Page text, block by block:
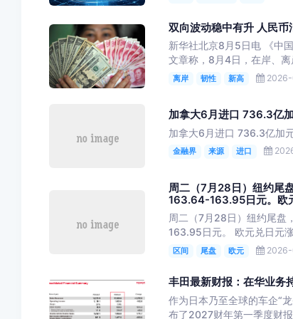
双向波动稳中有升 人民币
新华社北京8月5日电 《中
文章称，8月4日，在岸、
离岸 韧性 新高
加拿大6月进口 736.3亿
加拿大6月进口 736.3亿加
金融界 来源 进口
周二（7月28日）纽约尾
163.64-163.95日元。欧
周二（7月28日）纽约尾
163.95日元。 欧元兑日元
区间 尾盘 欧元
丰田最新财报：在华业务
作为日本乃至全球的车企“
布了2027财年第一季度财